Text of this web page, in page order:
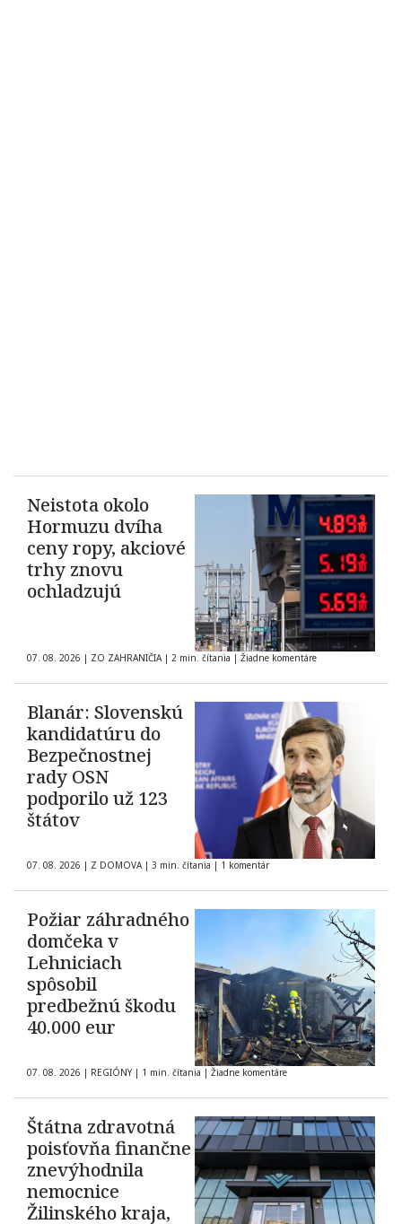
Neistota okolo
Hormuzu dvíha
ceny ropy, akciové
trhy znovu
ochladzujú
07. 08. 2026 | ZO ZAHRANIČIA | 2 min. čítania | Žiadne komentáre
Blanár: Slovenskú
kandidatúru do
Bezpečnostnej
rady OSN
podporilo už 123
štátov
07. 08. 2026 | Z DOMOVA | 3 min. čítania | 1 komentár
Požiar záhradného
domčeka v
Lehniciach
spôsobil
predbežnú škodu
40.000 eur
07. 08. 2026 | REGIÓNY | 1 min. čítania | Žiadne komentáre
Štátna zdravotná
poisťovňa finančne
znevýhodnila
nemocnice
Žilinského kraja,